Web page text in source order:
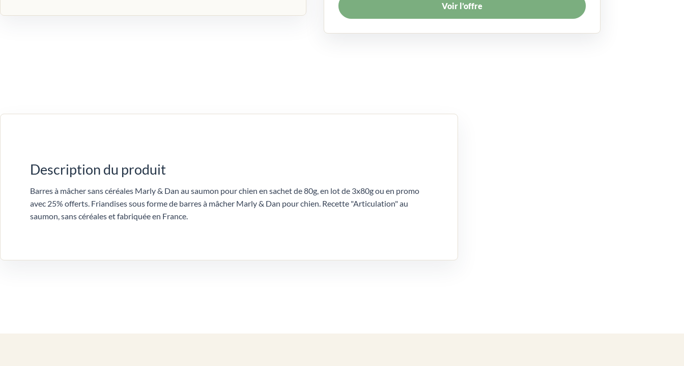
Voir l’offre
Description du produit
Barres à mâcher sans céréales Marly & Dan au saumon pour chien en sachet de 80g, en lot de 3x80g ou en promo
avec 25% offerts. Friandises sous forme de barres à mâcher Marly & Dan pour chien. Recette "Articulation" au
saumon, sans céréales et fabriquée en France.